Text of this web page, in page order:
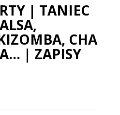
| TANIEC
CHA
| ZAPISY